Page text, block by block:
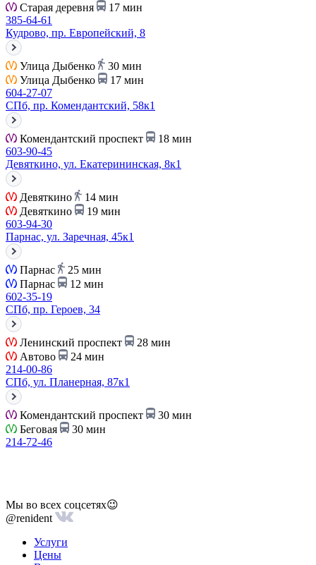
Старая деревня
17 мин
385-64-61
Кудрово, пр. Европейский, 8
Улица Дыбенко
30 мин
Улица Дыбенко
17 мин
604-27-07
СПб, пр. Комендантский, 58к1
Комендантский проспект
18 мин
603-90-45
Девяткино, ул. Екатерининская, 8к1
Девяткино
14 мин
Девяткино
19 мин
603-94-30
Парнас, ул. Заречная, 45к1
Парнас
25 мин
Парнас
12 мин
602-35-19
СПб, пр. Героев, 34
Ленинский проспект
28 мин
Автово
24 мин
214-00-86
СПб, ул. Планерная, 87к1
Комендантский проспект
30 мин
Беговая
30 мин
214-72-46
Мы во всех соцсетях😉
@renident
Услуги
Цены